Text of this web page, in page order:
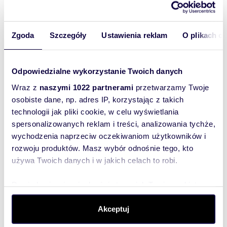
Zgoda Szczegóły Ustawienia reklam O plikach
Odpowiedzialne wykorzystanie Twoich danych
Wraz z naszymi 1022 partnerami przetwarzamy Twoje
osobiste dane, np. adres IP, korzystając z takich
technologii jak pliki cookie, w celu wyświetlania
spersonalizowanych reklam i treści, analizowania tychże,
wychodzenia naprzeciw oczekiwaniom użytkowników i
rozwoju produktów. Masz wybór odnośnie tego, kto
używa Twoich danych i w jakich celach to robi.
dane są przetwarzane oraz ustaw własne preferencje w
. W Deklaracji plików cookie możesz
zmienić lub wycofać swoją zgodę w dowolnej chwili.
Akceptuj
Biuro Nieruchomości PROPERCO
+48 41 Pokaż telefon
+48 60
Zostaw telefon, oddzwonimy
bezpłatnie
Zatwierdź